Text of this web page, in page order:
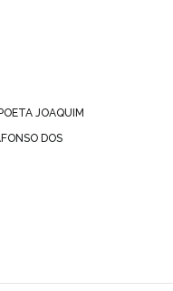
JOAQUIM
DOS